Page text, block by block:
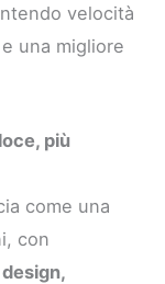
velocità
una migliore
più
come una
con